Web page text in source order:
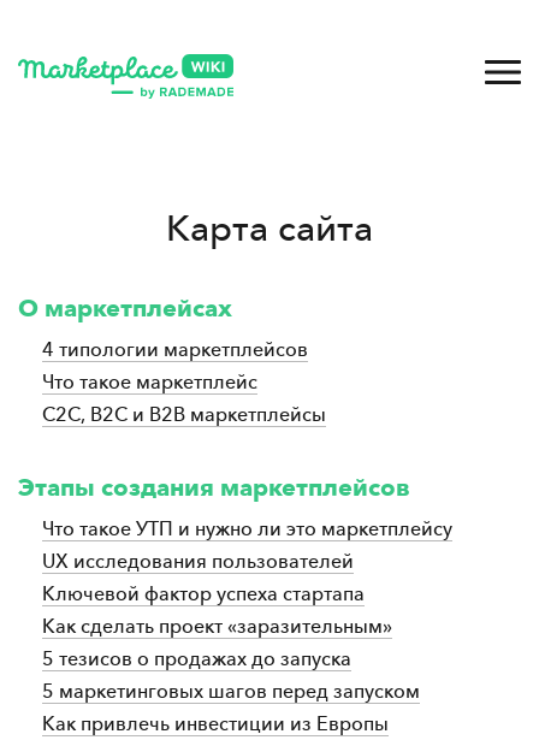
Карта сайта
О маркетплейсах
4 типологии маркетплейсов
Что такое маркетплейс
С2С, B2C и B2B маркетплейсы
Этапы создания маркетплейсов
Что такое УТП и нужно ли это маркетплейсу
UX исследования пользователей
Ключевой фактор успеха стартапа
Как сделать проект «заразительным»
5 тезисов о продажах до запуска
5 маркетинговых шагов перед запуском
Как привлечь инвестиции из Европы